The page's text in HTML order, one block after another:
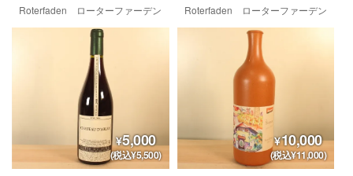
Roterfaden ローターファーデン Roterfaden ローターファーデン
5,000
(税込¥5,500)
10,000
(税込¥11,000)